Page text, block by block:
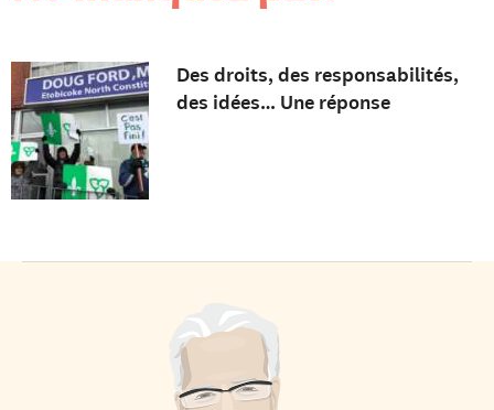
Des droits, des responsabilités,
des idées… Une réponse